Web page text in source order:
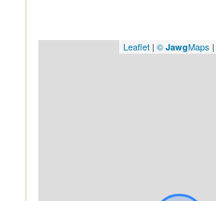
Leaflet | © JawgMaps |